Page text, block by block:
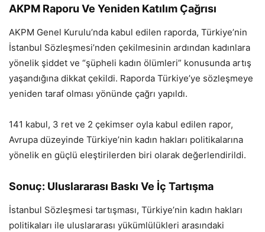
AKPM Raporu Ve Yeniden Katılım Çağrısı
AKPM Genel Kurulu’nda kabul edilen raporda, Türkiye’nin
İstanbul Sözleşmesi’nden çekilmesinin ardından kadınlara
yönelik şiddet ve “şüpheli kadın ölümleri” konusunda artış
yaşandığına dikkat çekildi. Raporda Türkiye’ye sözleşmeye
yeniden taraf olması yönünde çağrı yapıldı.
141 kabul, 3 ret ve 2 çekimser oyla kabul edilen rapor,
Avrupa düzeyinde Türkiye’nin kadın hakları politikalarına
yönelik en güçlü eleştirilerden biri olarak değerlendirildi.
Sonuç: Uluslararası Baskı Ve İç Tartışma
İstanbul Sözleşmesi tartışması, Türkiye’nin kadın hakları
politikaları ile uluslararası yükümlülükleri arasındaki